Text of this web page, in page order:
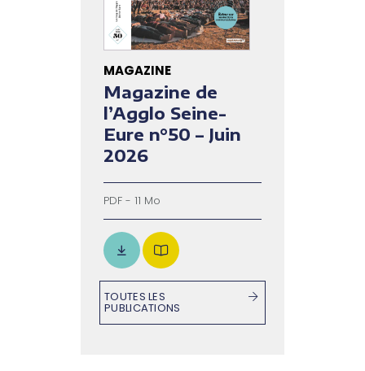
MAGAZINE
Magazine de
l’Agglo Seine-
Eure n°50 – Juin
2026
PDF - 11 Mo
TOUTES LES
PUBLICATIONS